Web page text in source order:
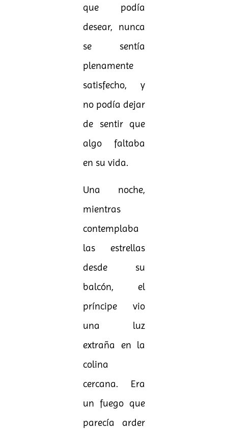
que podía
desear, nunca
se sentía
plenamente
satisfecho, y
no podía dejar
de sentir que
algo faltaba
en su vida.
Una noche,
mientras
contemplaba
las estrellas
desde su
balcón, el
príncipe vio
una luz
extraña en la
colina
cercana. Era
un fuego que
parecía arder